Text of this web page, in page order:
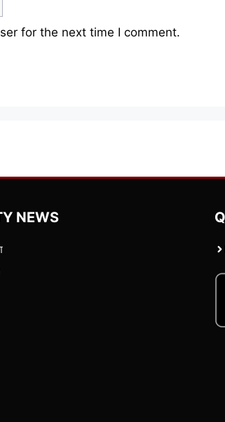
for the next time I comment.
NEWS